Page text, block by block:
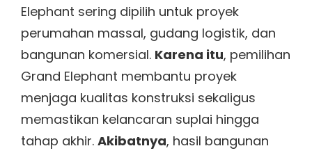
Elephant sering dipilih untuk proyek
perumahan massal, gudang logistik, dan
bangunan komersial. Karena itu, pemilihan
Grand Elephant membantu proyek
menjaga kualitas konstruksi sekaligus
memastikan kelancaran suplai hingga
tahap akhir. Akibatnya, hasil bangunan